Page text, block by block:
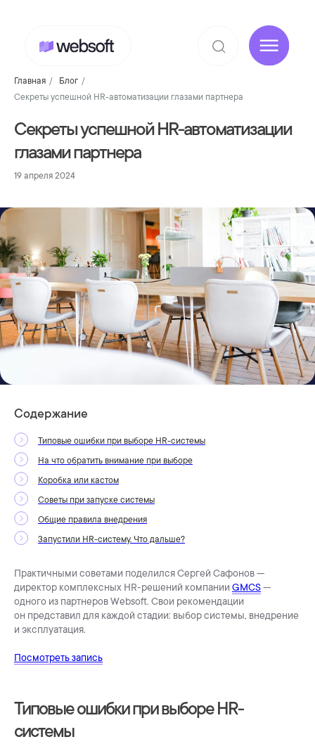
Главная / Блог /
Секреты успешной HR-автоматизации глазами партнера
Секреты успешной HR-автоматизации
глазами партнера
19 апреля 2024
Содержание
Типовые ошибки при выборе HR-системы
На что обратить внимание при выборе
Коробка или кастом
Советы при запуске системы
Общие правила внедрения
Запустили HR-систему. Что дальше?
Практичными советами поделился Сергей Сафонов —
директор комплексных HR-решений компании GMCS—
одного из партнеров Websoft. Свои рекомендации
он представил для каждой стадии: выбор системы, внедрение
и эксплуатация.
Посмотреть запись
Типовые ошибки при выборе HR-
системы